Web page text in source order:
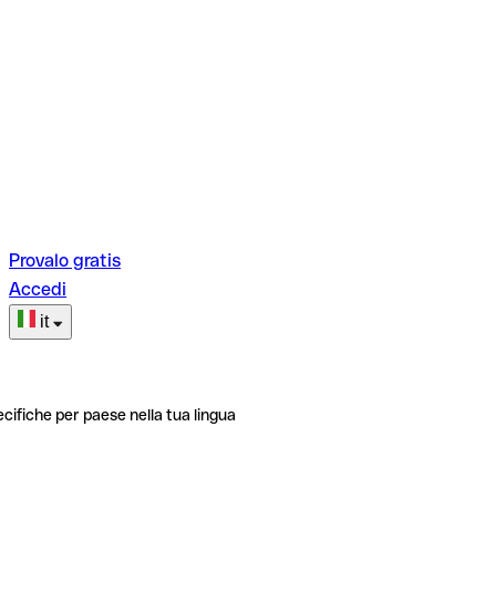
Provalo gratis
Accedi
it
per paese nella tua lingua